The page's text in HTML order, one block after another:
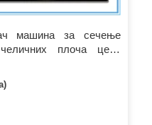
машина за сечење
плоча цена